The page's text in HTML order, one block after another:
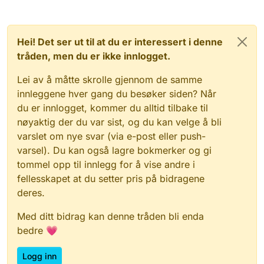
Hei! Det ser ut til at du er interessert i denne
tråden, men du er ikke innlogget.
Lei av å måtte skrolle gjennom de samme
innleggene hver gang du besøker siden? Når
du er innlogget, kommer du alltid tilbake til
nøyaktig der du var sist, og du kan velge å bli
varslet om nye svar (via e-post eller push-
varsel). Du kan også lagre bokmerker og gi
tommel opp til innlegg for å vise andre i
fellesskapet at du setter pris på bidragene
deres.
Med ditt bidrag kan denne tråden bli enda
bedre 💗
Logg inn